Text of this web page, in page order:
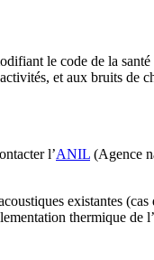
le code de la
et aux bruits de
l’ANIL (Agence
existantes
thermique